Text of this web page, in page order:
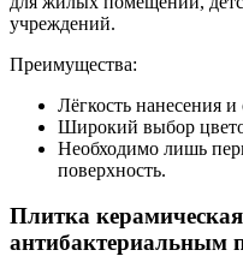
учреждений.
Преимущества:
Лёгкость нанесения
Широкий выбор
Необходимо лишь
поверхность.
Плитка
антибактериальным